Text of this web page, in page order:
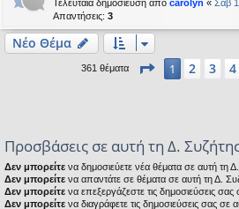
Τελευταία δημοσίευση από carolyn « Σάβ
Απαντήσεις: 3
Νέο Θέμα
361 θέματα Σελίδα από
1 2 3 4
Προσβάσεις σε αυτή τη Δ.
Δεν μπορείτε να δημοσιεύετε νέα θέματα σε αυτή τη
Δεν μπορείτε να απαντάτε σε θέματα σε αυτή τη Δ.
Δεν μπορείτε να επεξεργάζεστε τις δημοσιεύσεις
Δεν μπορείτε να διαγράφετε τις δημοσιεύσεις σας σε